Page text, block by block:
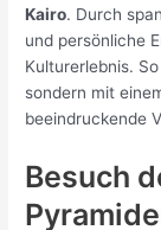
Kairo. Durch
und persönliche
Kulturerlebnis.
sondern mit
beeindruckende
Besuch